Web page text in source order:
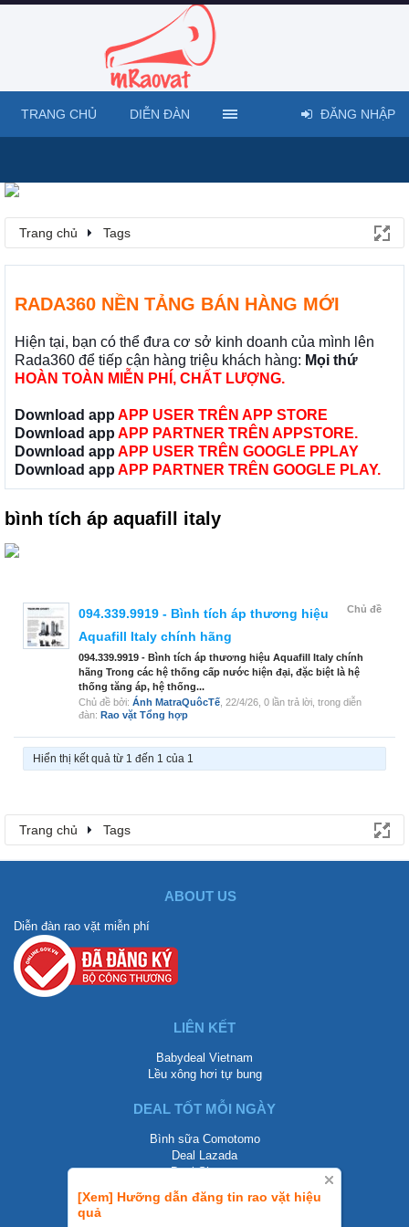
Trang chủ Tags
RADA360 NỀN TẢNG BÁN HÀNG MỚI
Hiện tại, bạn có thể đưa cơ sở kinh doanh của mình lên
Rada360 để tiếp cận hàng triệu khách hàng: Mọi thứ
HOÀN TOÀN MIỄN PHÍ, CHẤT LƯỢNG.
Download app APP USER TRÊN APP STORE
Download app APP PARTNER TRÊN APPSTORE.
Download app APP USER TRÊN GOOGLE PPLAY
Download app APP PARTNER TRÊN GOOGLE PLAY.
[Xem] Hưỡng dẫn đăng tin rao vặt hiệu
quả
bình tích áp aquafill italy
Chủ đề
094.339.9919 - Bình tích áp thương hiệu
Aquafill Italy chính hãng
094.339.9919 - Bình tích áp thương hiệu Aquafill Italy chính
hãng Trong các hệ thống cấp nước hiện đại, đặc biệt là hệ
thống tăng áp, hệ thống...
Chủ đề bởi: Ánh MatraQuôcTế 22/4/26 , 0 lần trả lời, trong diễn
đàn: Rao vặt Tổng hợp
Hiển thị kết quả từ 1 đến 1 của 1
Trang chủ Tags
TRANG CHỦ DIỄN ĐÀN ĐĂNG NHẬP
ABOUT US
Diễn đàn rao vặt miễn phí
LIÊN KẾT
Babydeal Vietnam
Lều xông hơi tự bung
DEAL TỐT MỖI NGÀY
Bình sữa Comotomo
Deal Lazada
Deal Shopee
LIÊN HỆ